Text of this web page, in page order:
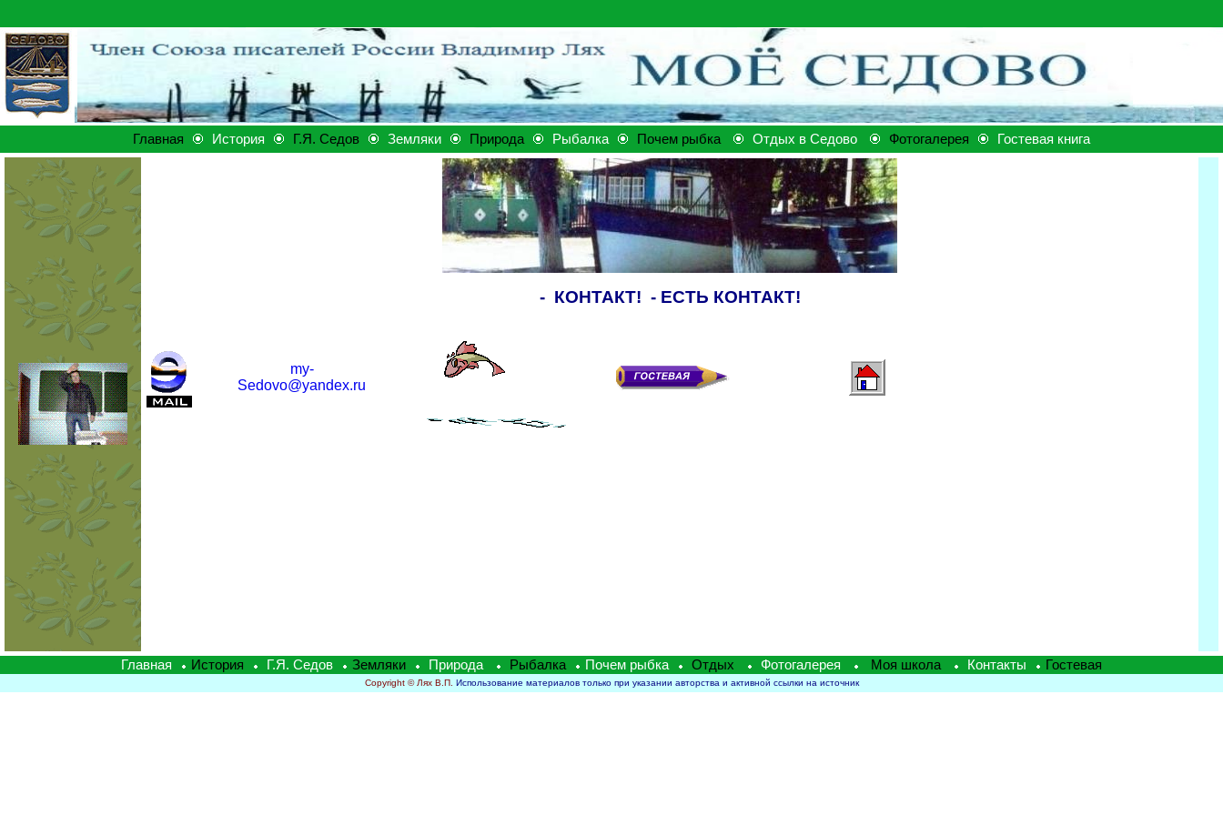
Главная История Г.Я. Седов Земляки Природа Рыбалка Почем рыбка Отдых в Седово Фотогалерея Гостевая книга
- КОНТАКТ! -ЕСТЬ КОНТАКТ!
my-
Sedovo@yandex.ru
Главная История Г.Я. Седов Земляки Природа Рыбалка Почем рыбка Отдых Фотогалерея Моя школа Контакты Гостевая
Copyright © Лях В.П. Использование материалов только при указании авторства и активной ссылки на источник